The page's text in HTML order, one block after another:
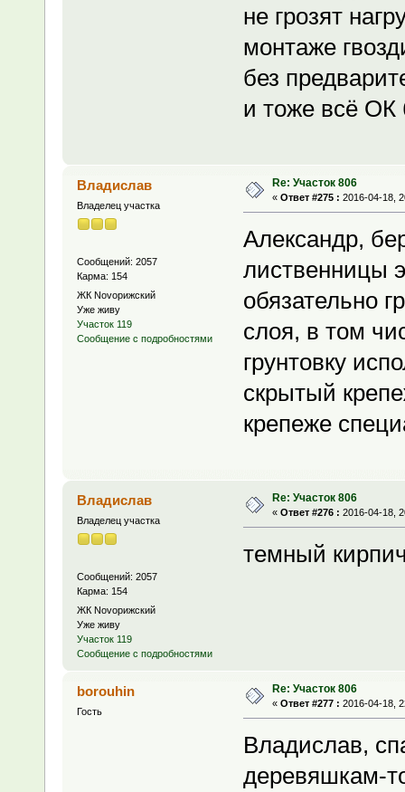
не грозят
монтаже
без
и тоже всё ОК
Владислав
Владелец участка
Сообщений: 2057
Карма: 154
ЖК Novoрижский
Уже живу
Участок 119
Сообщение с подробностями
Re: Участок 806
« Ответ #275 : 2016-04-18,
Александр,
лиственницы
обязательно
слоя, в том
грунтовку
скрытый
крепеже
Владислав
Владелец участка
Сообщений: 2057
Карма: 154
ЖК Novoрижский
Уже живу
Участок 119
Сообщение с подробностями
Re: Участок 806
« Ответ #276 : 2016-04-18,
темный
borouhin
Гость
Re: Участок 806
« Ответ #277 : 2016-04-18,
Владислав,
деревяшкам-